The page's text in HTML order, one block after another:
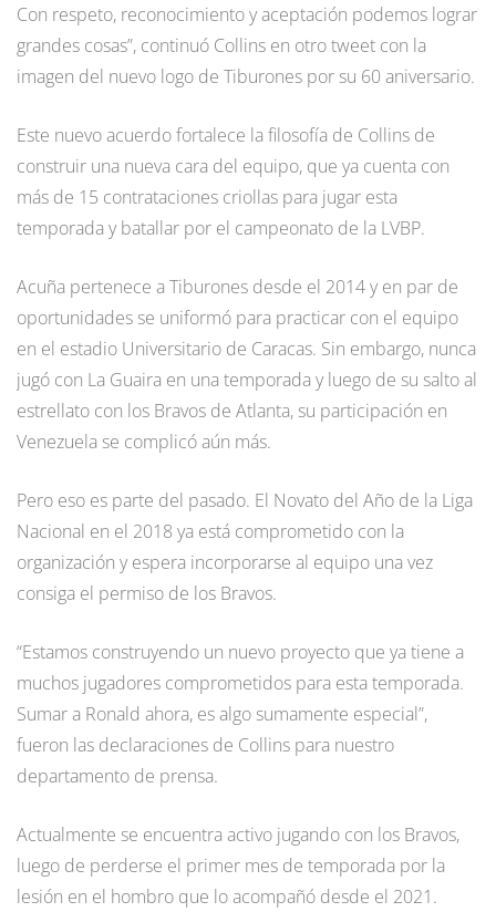
Con respeto, reconocimiento y aceptación podemos lograr
grandes cosas”, continuó Collins en otro tweet con la
imagen del nuevo logo de Tiburones por su 60 aniversario.
Este nuevo acuerdo fortalece la filosofía de Collins de
construir una nueva cara del equipo, que ya cuenta con
más de 15 contrataciones criollas para jugar esta
temporada y batallar por el campeonato de la LVBP.
Acuña pertenece a Tiburones desde el 2014 y en par de
oportunidades se uniformó para practicar con el equipo
en el estadio Universitario de Caracas. Sin embargo, nunca
jugó con La Guaira en una temporada y luego de su salto al
estrellato con los Bravos de Atlanta, su participación en
Venezuela se complicó aún más.
Pero eso es parte del pasado. El Novato del Año de la Liga
Nacional en el 2018 ya está comprometido con la
organización y espera incorporarse al equipo una vez
consiga el permiso de los Bravos.
“Estamos construyendo un nuevo proyecto que ya tiene a
muchos jugadores comprometidos para esta temporada.
Sumar a Ronald ahora, es algo sumamente especial”,
fueron las declaraciones de Collins para nuestro
departamento de prensa.
Actualmente se encuentra activo jugando con los Bravos,
luego de perderse el primer mes de temporada por la
lesión en el hombro que lo acompañó desde el 2021.